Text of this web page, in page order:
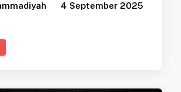
4 September 2025